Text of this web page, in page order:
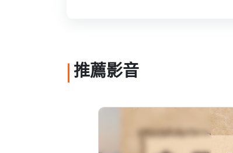
推薦影音
2025拓凱新世紀青少年